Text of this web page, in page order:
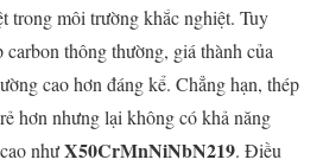
trong môi trường khắc nghiệt. Tuy
thông thường, giá thành của
cao hơn đáng kể. Chẳng hạn, thép
hơn nhưng lại không có khả năng
nhưX50CrMnNiNbN219. Điều